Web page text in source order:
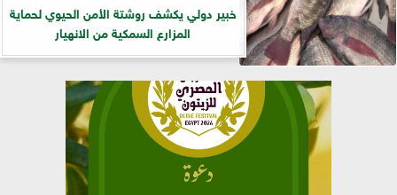
خبير دولي يكشف روشتة الأمن الحيوي لحماية
المزارع السمكية من الانهيار